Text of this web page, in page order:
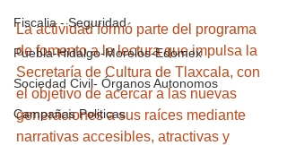
Fiscalia - Seguridad
Puebla-Hidalgo-Morelos-Edomex
Sociedad Civil- Órganos Autonomos
Campañas Politicas
La actividad formó parte del programa
de fomento a la lectura que impulsa la
Secretaría de Cultura de Tlaxcala, con
el objetivo de acercar a las nuevas
generaciones a sus raíces mediante
narrativas accesibles, atractivas y